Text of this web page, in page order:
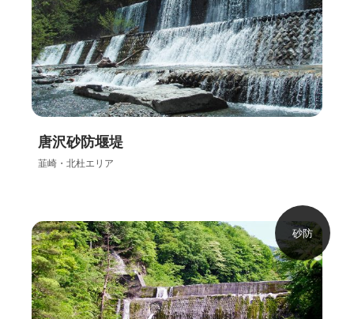
唐沢砂防堰堤
韮崎・北杜エリア
砂防